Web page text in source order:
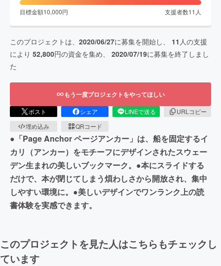
目標金額10,000円 支援者数11 人
このプロジェクトは、 2020/06/27に募集を開始し、 11 人の支援
により 52,800円の資金を集め、 2020/07/19に募集を終了しまし
た
もう一度プロジェクトをやってほしい
ポスト シェア LINEで送る
URLコピー
埋め込み
QRコード
●「Page Anchor ページアンカー」は、船を固定するイ
カリ（アンカー）をモチーフにデザインされたスウェー
デン生まれの美しいブックマーク。●本にスライドする
だけで、本が閉じてしまう煩わしさから開放され、集中
しやすい環境に。●美しいデザインでワンランク上の読
書体験を実感できます。
このプロジェクトを見た人はこちらもチェックし
ています